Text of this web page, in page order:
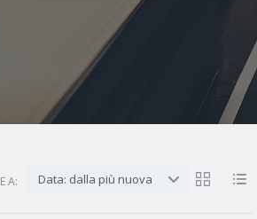
A: Data: dalla più nuova